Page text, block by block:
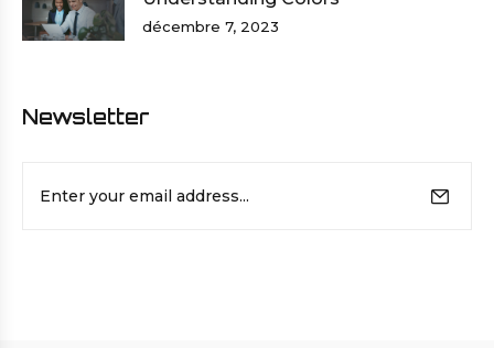
décembre 7, 2023
Newsletter